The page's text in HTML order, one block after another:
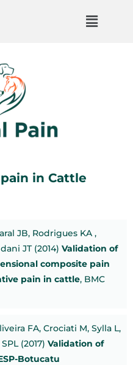
in Cattle
JB, Rodrigues KA ,
JT (2014) Validation of
composite pain
pain in cattle, BMC
FA, Crociati M, Sylla L,
(2017) Validation of
Botucatu